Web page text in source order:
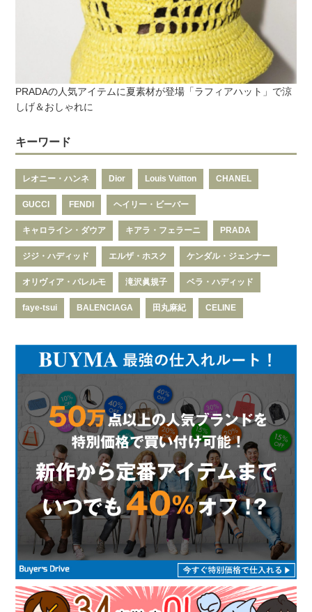
PRADAの人気アイテムに夏素材が登場「ラフィアハット」で涼
しげ＆おしゃれに
キーワード
レオニー・ハンネ Dior Louis Vuitton CHANEL
GUCCI FENDI ヘイリー・ビーバー
キャロライン・ダウア キアラ・フェラーニ PRADA
ジジ・ハディッド エルザ・ホスク ケンダル・ジェンナー
オリヴィア・パレルモ 滝沢眞規子 ベラ・ハディッド
faye-tsui BALENCIAGA 田丸麻紀 CELINE